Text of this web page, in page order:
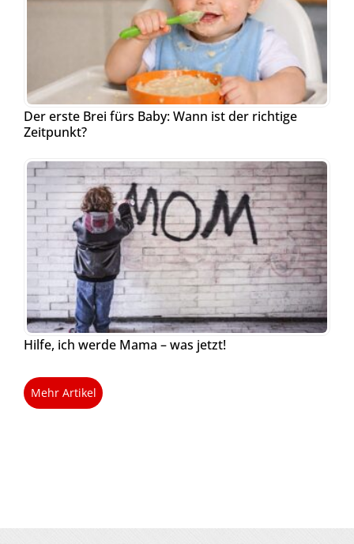
Der erste Brei fürs Baby: Wann ist der richtige
Zeitpunkt?
Hilfe, ich werde Mama – was jetzt!
Mehr Artikel